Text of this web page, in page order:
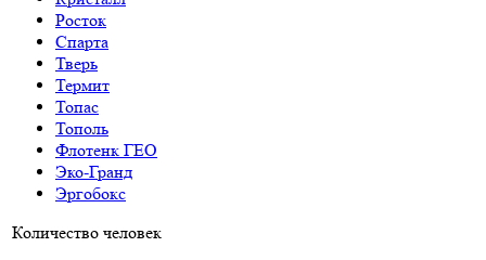
Росток
Спарта
Тверь
Термит
Топас
Тополь
Флотенк ГЕО
Эко-Гранд
Эргобокс
Количество человек